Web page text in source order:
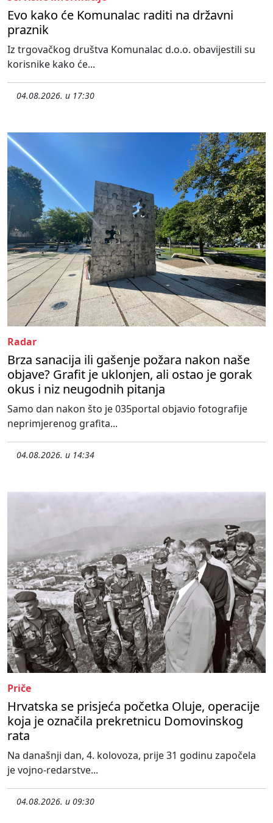
Evo kako će Komunalac raditi na državni
praznik
Iz trgovačkog društva Komunalac d.o.o. obavijestili su
korisnike kako će...
04.08.2026. u 17:30
Radar
Brza sanacija ili gašenje požara nakon naše
objave? Grafit je uklonjen, ali ostao je gorak
okus i niz neugodnih pitanja
Samo dan nakon što je 035portal objavio fotografije
neprimjerenog grafita...
04.08.2026. u 14:34
Priče
Hrvatska se prisjeća početka Oluje, operacije
koja je označila prekretnicu Domovinskog
rata
Na današnji dan, 4. kolovoza, prije 31 godinu započela
je vojno-redarstve...
04.08.2026. u 09:30